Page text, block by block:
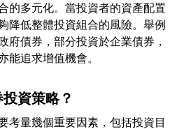
的多元化。當投資者的資產配置
降低整體投資組合的風險。舉例
府債券，部分投資於企業債券，
資策略？
考量幾個重要因素，包括投資目